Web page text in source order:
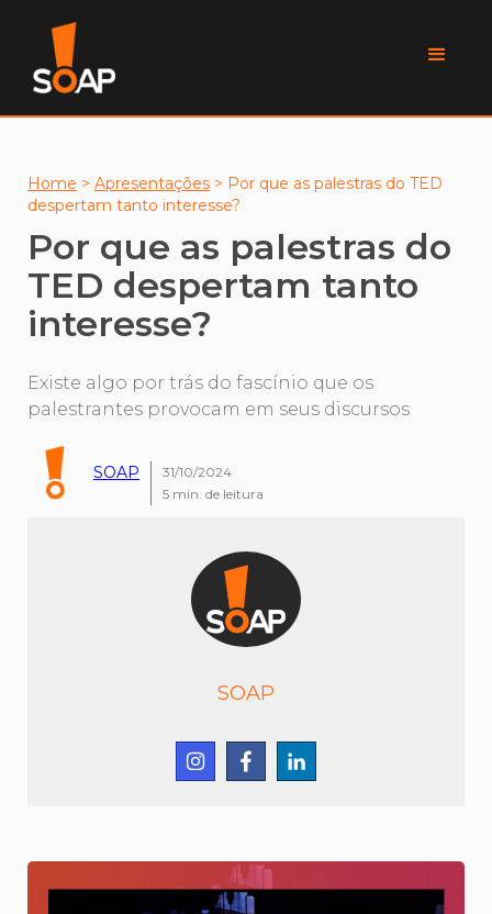
Home > Apresentações > Por que as palestras do TED
despertam tanto interesse?
Por que as palestras do
TED despertam tanto
interesse?
Existe algo por trás do fascínio que os
palestrantes provocam em seus discursos
SOAP
31/10/2024
5 min. de leitura
SOAP